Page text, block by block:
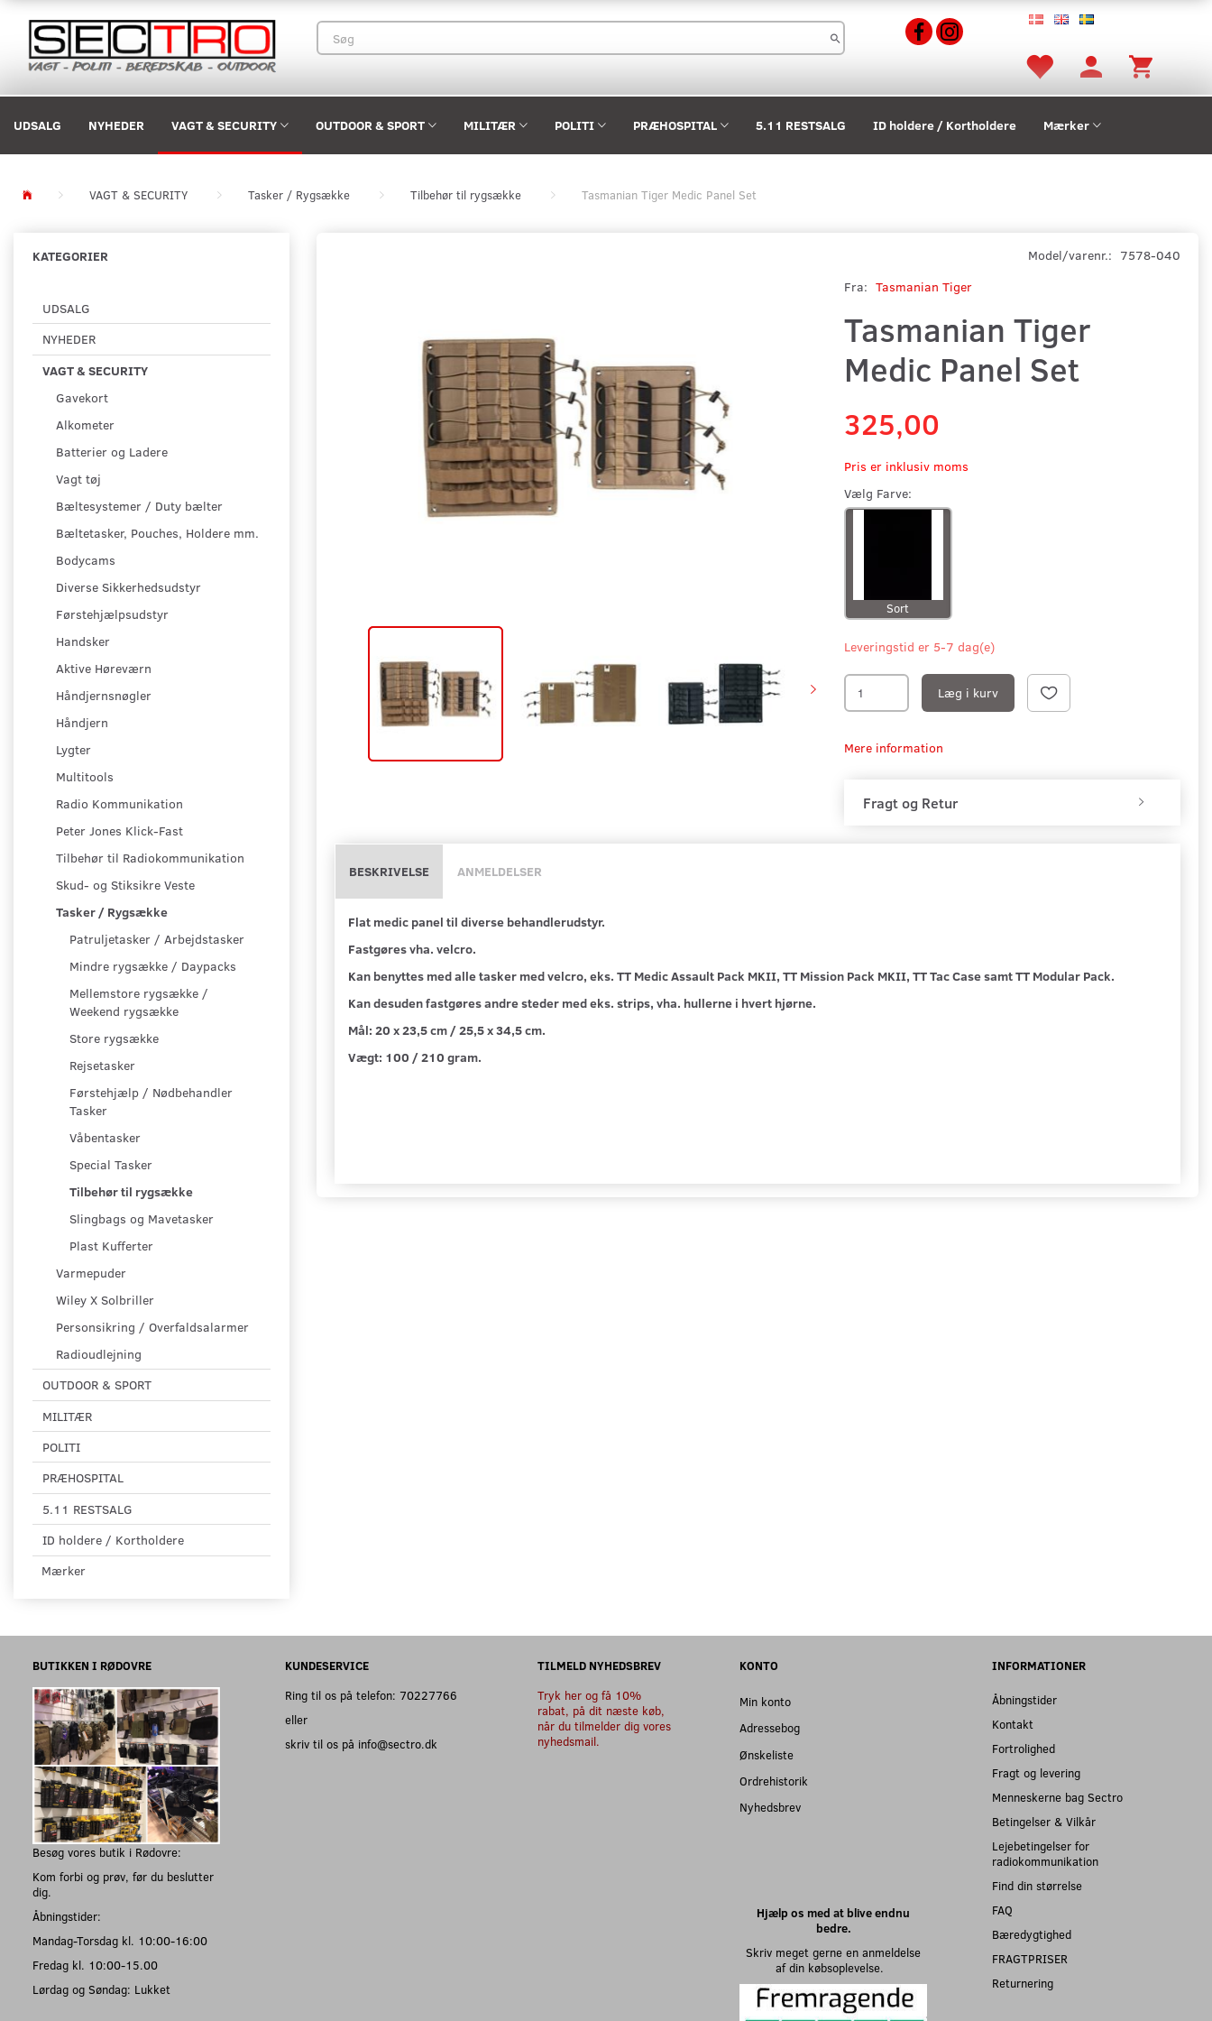
UDSALG NYHEDER VAGT & SECURITY OUTDOOR & SPORT MILITÆR POLITI PRÆHOSPITAL 5.11 RESTSALG ID holdere / Kortholdere Mærker
VAGT & SECURITY Tasker / Rygsække Tilbehør til rygsække Tasmanian Tiger Medic Panel Set
KATEGORIER
UDSALG
NYHEDER
VAGT & SECURITY
Gavekort
Alkometer
Batterier og Ladere
Vagt tøj
Bæltesystemer / Duty bælter
Bæltetasker, Pouches, Holdere mm.
Bodycams
Diverse Sikkerhedsudstyr
Førstehjælpsudstyr
Handsker
Aktive Høreværn
Håndjernsnøgler
Håndjern
Lygter
Multitools
Radio Kommunikation
Peter Jones Klick-Fast
Tilbehør til Radiokommunikation
Skud- og Stiksikre Veste
Tasker / Rygsække
Patruljetasker / Arbejdstasker
Mindre rygsække / Daypacks
Mellemstore rygsække /
Weekend rygsække
Store rygsække
Rejsetasker
Førstehjælp / Nødbehandler
Tasker
Våbentasker
Special Tasker
Tilbehør til rygsække
Slingbags og Mavetasker
Plast Kufferter
Varmepuder
Wiley X Solbriller
Personsikring / Overfaldsalarmer
Radioudlejning
OUTDOOR & SPORT
MILITÆR
POLITI
PRÆHOSPITAL
5.11 RESTSALG
ID holdere / Kortholdere
Mærker
Model/varenr.: 7578-040
Fra: Tasmanian Tiger
Tasmanian Tiger
Medic Panel Set
325,00
Pris er inklusiv moms
Vælg Farve:
Sort
Leveringstid er 5-7 dag(e)
Læg i kurv
Mere information
Fragt og Retur
BESKRIVELSE ANMELDELSER
Flat medic panel til diverse behandlerudstyr.
Fastgøres vha. velcro.
Kan benyttes med alle tasker med velcro, eks. TT Medic Assault Pack MKII, TT Mission Pack MKII, TT Tac Case samt TT Modular Pack.
Kan desuden fastgøres andre steder med eks. strips, vha. hullerne i hvert hjørne.
Mål: 20 x 23,5 cm / 25,5 x 34,5 cm.
Vægt: 100 / 210 gram.
BUTIKKEN I RØDOVRE
Besøg vores butik i Rødovre:
Kom forbi og prøv, før du beslutter
dig.
Åbningstider:
Mandag-Torsdag kl. 10:00-16:00
Fredag kl. 10:00-15.00
Lørdag og Søndag: Lukket
KUNDESERVICE
Ring til os på telefon: 70227766
eller
skriv til os på info@sectro.dk
TILMELD NYHEDSBREV
Tryk her og få 10%
rabat, på dit næste køb,
når du tilmelder dig vores
nyhedsmail.
KONTO
Min konto
Adressebog
Ønskeliste
Ordrehistorik
Nyhedsbrev
Hjælp os med at blive endnu
bedre.
Skriv meget gerne en anmeldelse
af din købsoplevelse.
INFORMATIONER
Åbningstider
Kontakt
Fortrolighed
Fragt og levering
Menneskerne bag Sectro
Betingelser & Vilkår
Lejebetingelser for
radiokommunikation
Find din størrelse
FAQ
Bæredygtighed
FRAGTPRISER
Returnering